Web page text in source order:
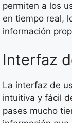
permiten a los
en tiempo real,
información
Interfaz
La interfaz de
intuitiva y fácil
pases mucho